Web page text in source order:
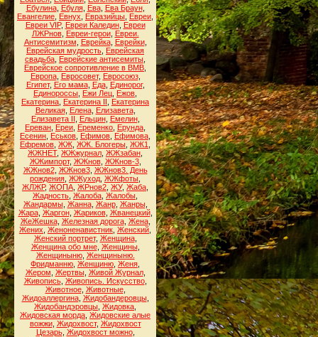
Ебулина, Ебуля, Ева, Ева Браун,
Евангелие Евнух Евразийцы Евреи
Евреи VIP, Евреи Каледин, Евреи
ЛЖРнов, Евреи-герои, Евреи.
Антисемитизм
Еврейка, Еврейки,
Еврейская мудрость Еврейская
свадьба Еврейские антисемиты
Еврейское сопротивление в ВМВ
Европа, Евросовет, Евросоюз,
Египет, Его мама, Еда, Единорог,
Единороссы Ежи Лец Ежов
Екатерина Екатерина II
Екатерина
Великая, Елена, Елизавета,
Елизавета II
Ельцин, Емелин,
Ереван Ереи Еременко Ерунда
Есенин Еськов Ефимов Ефимова
Ефремов ЖЖ ЖЖ. Блогеры ЖЖ1
ЖЖНЕТ, ЖЖжурнал ЖЖзабан
ЖЖимпорт, ЖЖнов, ЖЖнов-3,
ЖЖнов2, ЖЖнов3, ЖЖнов3. День
рождения ЖЖуход ЖЖфоты
ЖЛЖР, ЖОПА ЖРнов2 ЖУ, Жаба
Жадность Жалоба Жалобы
Жандармы, Жанна, Жанр, Жанры,
Жара, Жаргон, Жариков, Жванецкий,
ЖеЖешка, Железная дорога, Жена,
Жених Женоненавистник Женский
Женский портрет, Женщина,
Женщина обо мне, Женщины,
Женщиныню, Женщиныню.
Фридманню Женщиню Женя
Жером Жертвы, Живой Журнал,
Живопись, Живопись. Искусство,
Животное, Животные,
Жидоаллергина, Жидобандеровцы,
Жидобандэровцы Жидовка
Жидовская морда Жидовские алые
вожжи, Жидохвост, Жидохвост
Цезарь, Жидохвост можно,